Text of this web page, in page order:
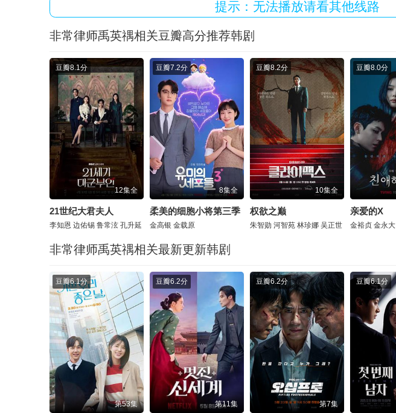
提示：无法播放请看其他线路
非常律师禹英禑相关豆瓣高分推荐韩剧
豆瓣8.1分
12集全
21世纪大君夫人
李知恩 边佑锡 鲁常泫 孔升延
豆瓣7.2分
8集全
柔美的细胞小将第三季
金高银 金载原
豆瓣8.2分
10集全
权欲之巅
朱智勋 河智苑 林珍娜 吴正世
豆瓣8.0分
亲爱的X
金裕贞 金永大
非常律师禹英禑相关最新更新韩剧
豆瓣6.1分
第53集
豆瓣6.2分
第11集
豆瓣6.2分
第7集
豆瓣6.1分